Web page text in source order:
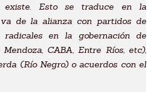
Esto se traduce en la
de la alianza con partidos de
en la gobernación de
CABA, Entre Ríos, etc),
(Río Negro) o acuerdos con el